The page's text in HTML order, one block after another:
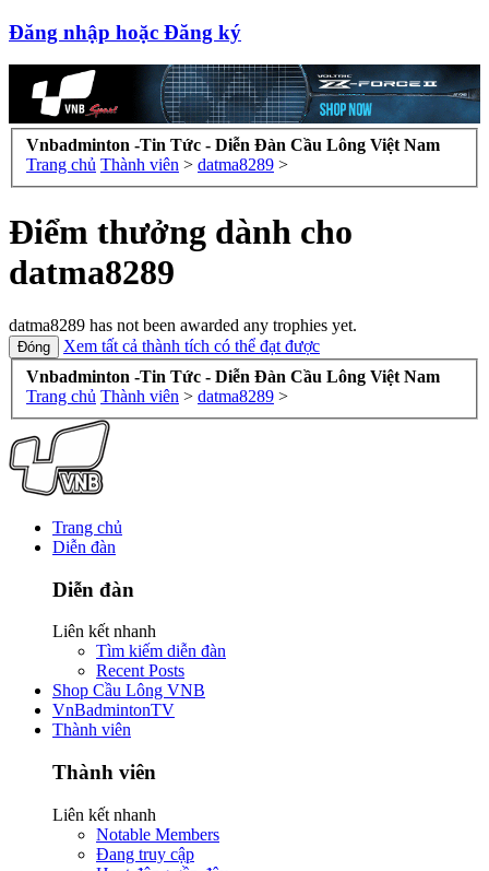
Đăng nhập hoặc Đăng ký
Vnbadminton -Tin Tức - Diễn Đàn Cầu Lông Việt Nam
Trang chủ Thành viên > datma8289 >
Điểm thưởng dành cho
datma8289
datma8289 has not been awarded any trophies yet.
Xem tất cả thành tích có thể đạt được
Vnbadminton -Tin Tức - Diễn Đàn Cầu Lông Việt Nam
Trang chủ Thành viên > datma8289 >
Trang chủ
Diễn đàn
Diễn đàn
Liên kết nhanh
Tìm kiếm diễn đàn
Recent Posts
Shop Cầu Lông VNB
VnBadmintonTV
Thành viên
Thành viên
Liên kết nhanh
Notable Members
Đang truy cập